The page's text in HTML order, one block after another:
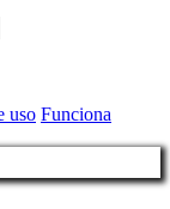
uso Funciona